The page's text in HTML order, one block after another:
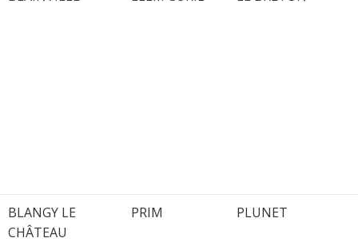
BLANGY LE
CHÂTEAU
PRIM PLUNET